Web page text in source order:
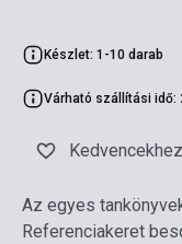
Készlet: 1-10 darab
Várható szállítási idő:
Az egyes
Referenciakeret